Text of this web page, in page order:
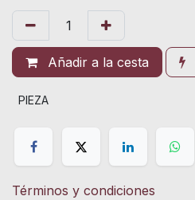
Añadir a la cesta
PIEZA
Términos y condiciones